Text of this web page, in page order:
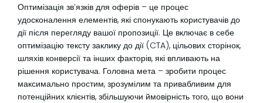
Оптимізація зв’язків для оферів – це процес
удосконалення елементів, які спонукають користувачів до
дії після перегляду вашої пропозиції. Це включає в себе
оптимізацію тексту заклику до дії (CTA), цільових сторінок,
шляхів конверсії та інших факторів, які впливають на
рішення користувача. Головна мета – зробити процес
максимально простим, зрозумілим та привабливим для
потенційних клієнтів, збільшуючи ймовірність того, що вони